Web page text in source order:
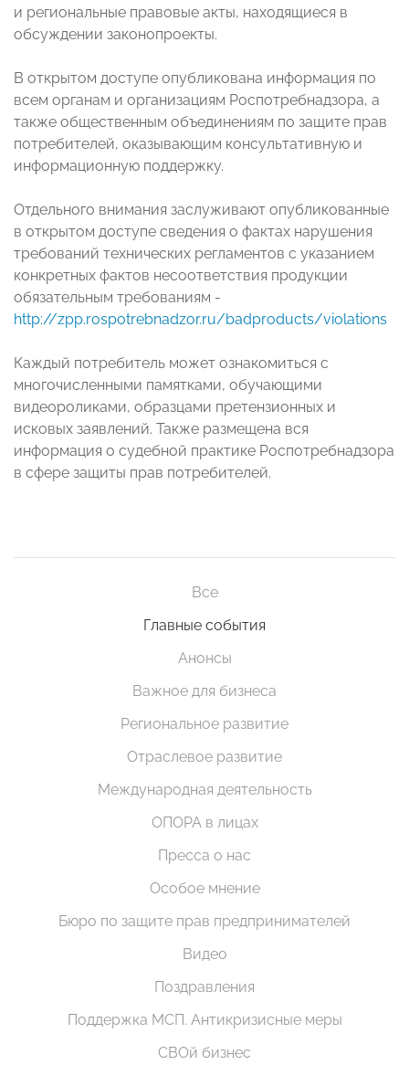
и региональные правовые акты, находящиеся в
обсуждении законопроекты.
В открытом доступе опубликована информация по
всем органам и организациям Роспотребнадзора, а
также общественным объединениям по защите прав
потребителей, оказывающим консультативную и
информационную поддержку.
Отдельного внимания заслуживают опубликованные
в открытом доступе сведения о фактах нарушения
требований технических регламентов с указанием
конкретных фактов несоответствия продукции
обязательным требованиям -
http://zpp.rospotrebnadzor.ru/badproducts/violations
Каждый потребитель может ознакомиться с
многочисленными памятками, обучающими
видеороликами, образцами претензионных и
исковых заявлений. Также размещена вся
информация о судебной практике Роспотребнадзора
в сфере защиты прав потребителей.
Все
Главные события
Анонсы
Важное для бизнеса
Региональное развитие
Отраслевое развитие
Международная деятельность
ОПОРА в лицах
Пресса о нас
Особое мнение
Бюро по защите прав предпринимателей
Видео
Поздравления
Поддержка МСП. Антикризисные меры
СВОй бизнес